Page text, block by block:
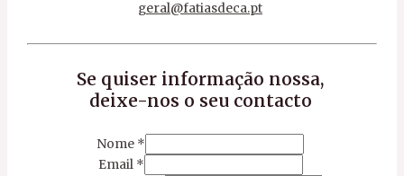
geral@fatiasdeca.pt
Se quiser informação nossa,
deixe-nos o seu contacto
Nome *
Email *